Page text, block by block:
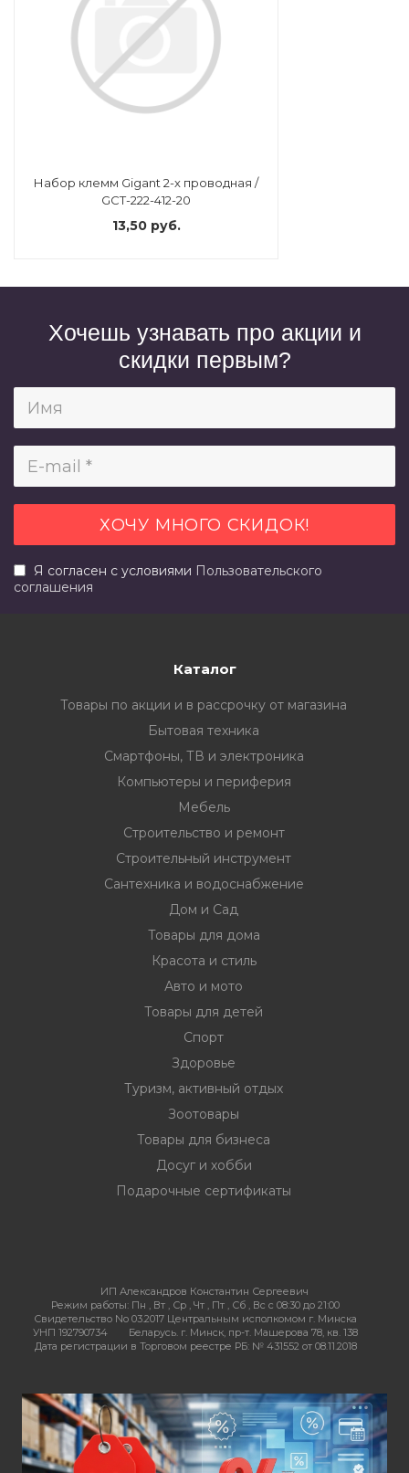
Набор клемм Gigant 2-х проводная /
GCT-222-412-20
13,50 руб.
Хочешь узнавать про акции и
скидки первым?
Я согласен с условиями Пользовательского
соглашения
Каталог
Товары по акции и в рассрочку от магазина
Бытовая техника
Смартфоны, ТВ и электроника
Компьютеры и периферия
Мебель
Строительство и ремонт
Строительный инструмент
Сантехника и водоснабжение
Дом и Сад
Товары для дома
Красота и стиль
Авто и мото
Товары для детей
Спорт
Здоровье
Туризм, активный отдых
Зоотовары
Товары для бизнеса
Досуг и хобби
Подарочные сертификаты
ИП Александров Константин Сергеевич
Режим работы: Пн , Вт , Ср , Чт , Пт , Сб , Вс c 08:30 до 21:00
Свидетельство No 03.2017 Центральным исполкомом г. Минска
УНП 192790734
Беларусь. г. Минск, пр-т. Машерова 78, кв. 138
Дата регистрации в Торговом реестре РБ: № 431552 от 08.11.2018